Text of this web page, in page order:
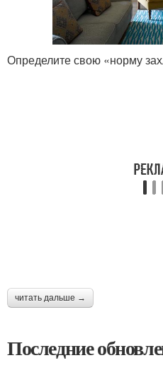
Определите свою «норму
читать дальше →
Последние